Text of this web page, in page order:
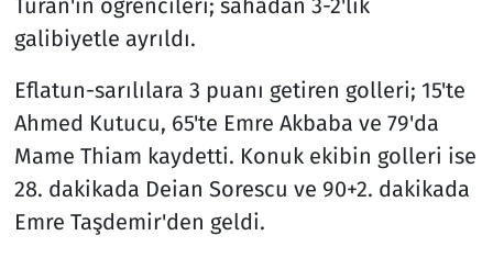
galibiyetle ayrıldı.
Eflatun-sarılılara 3 puanı getiren golleri; 15'te
Ahmed Kutucu, 65'te Emre Akbaba ve 79'da
Mame Thiam kaydetti. Konuk ekibin golleri ise
28. dakikada Deian Sorescu ve 90+2. dakikada
Emre Taşdemir'den geldi.